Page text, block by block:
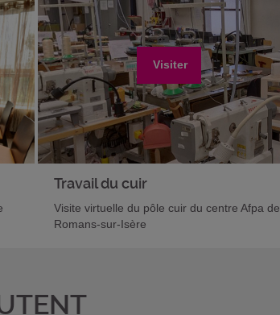
Visiter
Travail du cuir
Visite virtuelle du pôle cuir du centre Afpa de
Romans-sur-Isère